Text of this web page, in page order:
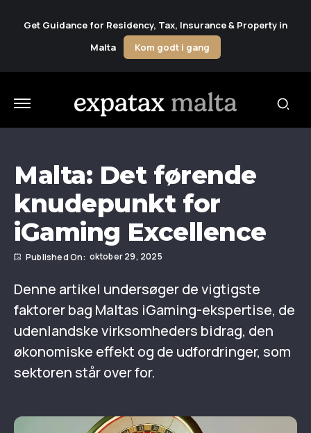
Get Guidance for Residency, Tax, Insurance & Property in
Malta
Kom godt i gang
Malta: Det førende
knudepunkt for
iGaming Excellence
oktober 29, 2025
Denne artikel undersøger de vigtigste
faktorer bag Maltas iGaming-ekspertise, de
udenlandske virksomheders bidrag, den
økonomiske effekt og de udfordringer, som
sektoren står over for.